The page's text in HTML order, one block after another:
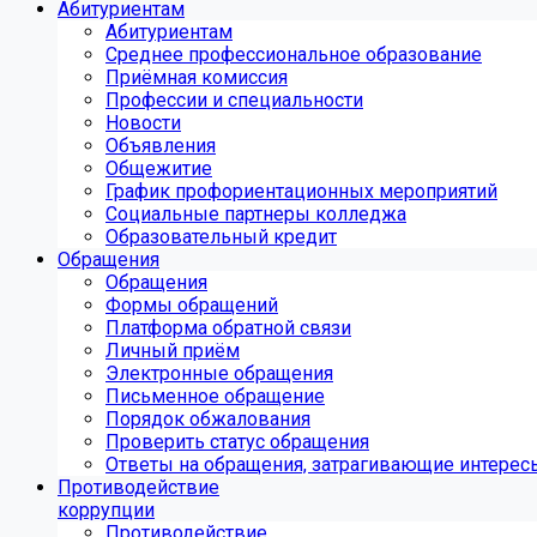
Абитуриентам
Абитуриентам
Среднее профессиональное образование
Приёмная комиссия
Профессии и специальности
Новости
Объявления
Общежитие
График профориентационных мероприятий
Социальные партнеры колледжа
Образовательный кредит
Обращения
Обращения
Формы обращений
Платформа обратной связи
Личный приём
Электронные обращения
Письменное обращение
Порядок обжалования
Проверить статус обращения
Ответы на обращения, затрагивающие
Противодействие
коррупции